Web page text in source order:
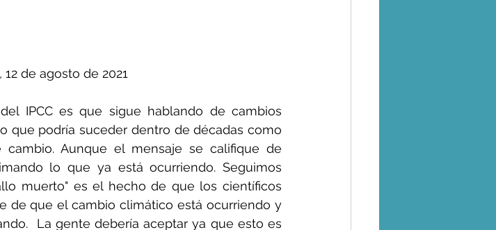
de agosto de 2021
IPCC es que sigue hablando de cambios
que podría suceder dentro de décadas como
Aunque el mensaje se califique de
lo que ya está ocurriendo. Seguimos
muerto" es el hecho de que los científicos
de que el cambio climático está ocurriendo y
La gente debería aceptar ya que esto es